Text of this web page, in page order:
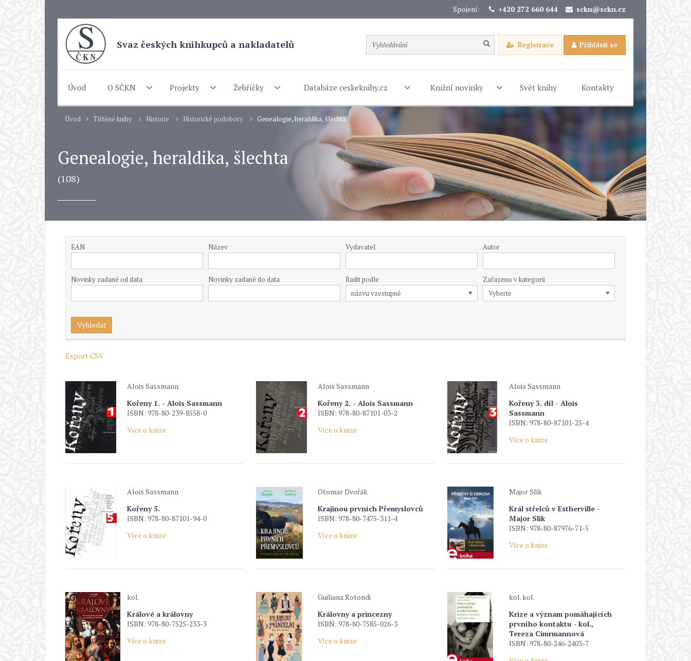
Spojení: +420 272 660 644 sckn@sckn.cz
Svaz českých knihkupců a nakladatelů Registrace Přihlásit se
Úvod O SČKN Projekty Žebříčky Databáze ceskeknihy.cz Knižní novinky Svět knihy Kontakty
Úvod Tištěné knihy Historie Historické podobory Genealogie, heraldika, šlechta
Genealogie, heraldika, šlechta
(108)
EAN Název Vydavatel Autor
Novinky zadané od data Novinky zadané do data Řadit podle Zařazeno v kategorii
Export CSV
Alois Sassmann
Kořeny 1. - Alois Sassmann
ISBN: 978-80-239-8558-0
Více o knize
Alois Sassmann
Kořeny 2. - Alois Sassmann
ISBN: 978-80-87101-03-2
Více o knize
Alois Sassmann
Kořeny 3. díl - Alois
Sassmann
ISBN: 978-80-87101-25-4
Více o knize
Alois Sassmann
Kořeny 5.
ISBN: 978-80-87101-94-0
Více o knize
Otomar Dvořák
Krajinou prvních Přemyslovců
ISBN: 978-80-7475-311-4
Více o knize
Major Slik
Král střelců v Estherville -
Major Slik
ISBN: 978-80-87976-71-5
Více o knize
kol.
Králové a královny
ISBN: 978-80-7525-233-3
Více o knize
Guiliana Rotondi
Královny a princezny
ISBN: 978-80-7585-026-3
Více o knize
kol. kol.
Krize a význam pomáhajících
prvního kontaktu - kol.,
Tereza Cimrmannová
ISBN: 978-80-246-2403-7